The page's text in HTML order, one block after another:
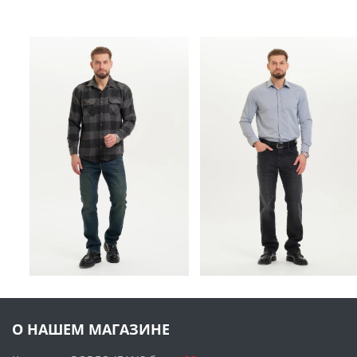
О НАШЕМ МАГАЗИНЕ